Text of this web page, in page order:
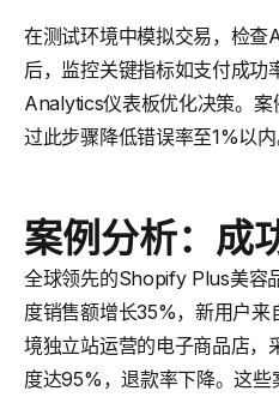
在测试环境中模拟交易，检查
后，监控关键指标如支付成
Analytics仪表板优化决策。
过此步骤降低错误率至1%以内
案例分析：成
全球领先的Shopify Plus美容
度销售额增长35%，新用户
境独立站运营的电子商品店，
度达95%，退款率下降。这